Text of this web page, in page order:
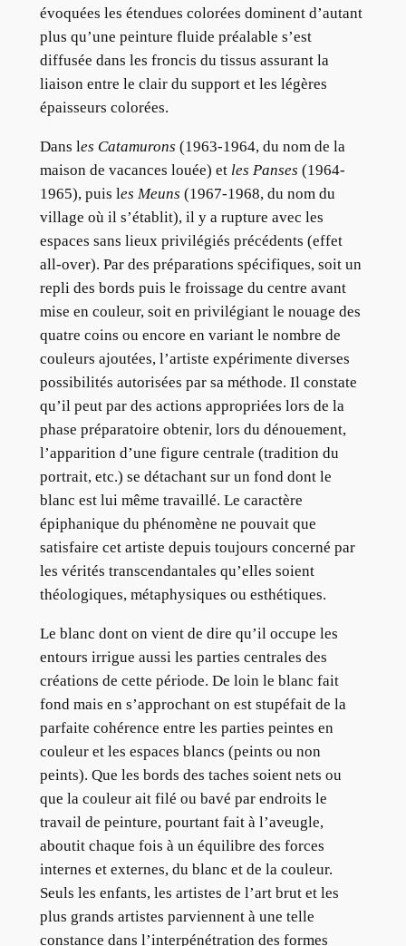
évoquées les étendues colorées dominent d’autant
plus qu’une peinture fluide préalable s’est
diffusée dans les froncis du tissus assurant la
liaison entre le clair du support et les légères
épaisseurs colorées.
Dans les Catamurons (1963-1964, du nom de la
maison de vacances louée) et les Panses (1964-
1965), puis les Meuns (1967-1968, du nom du
village où il s’établit), il y a rupture avec les
espaces sans lieux privilégiés précédents (effet
all-over). Par des préparations spécifiques, soit un
repli des bords puis le froissage du centre avant
mise en couleur, soit en privilégiant le nouage des
quatre coins ou encore en variant le nombre de
couleurs ajoutées, l’artiste expérimente diverses
possibilités autorisées par sa méthode. Il constate
qu’il peut par des actions appropriées lors de la
phase préparatoire obtenir, lors du dénouement,
l’apparition d’une figure centrale (tradition du
portrait, etc.) se détachant sur un fond dont le
blanc est lui même travaillé. Le caractère
épiphanique du phénomène ne pouvait que
satisfaire cet artiste depuis toujours concerné par
les vérités transcendantales qu’elles soient
théologiques, métaphysiques ou esthétiques.
Le blanc dont on vient de dire qu’il occupe les
entours irrigue aussi les parties centrales des
créations de cette période. De loin le blanc fait
fond mais en s’approchant on est stupéfait de la
parfaite cohérence entre les parties peintes en
couleur et les espaces blancs (peints ou non
peints). Que les bords des taches soient nets ou
que la couleur ait filé ou bavé par endroits le
travail de peinture, pourtant fait à l’aveugle,
aboutit chaque fois à un équilibre des forces
internes et externes, du blanc et de la couleur.
Seuls les enfants, les artistes de l’art brut et les
plus grands artistes parviennent à une telle
constance dans l’interpénétration des formes